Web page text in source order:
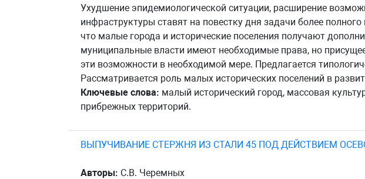
Ухудшение эпидемиологической ситуации, расширение
инфраструктуры ставят на повестку дня задачи более
что малые города и исторические поселения получают
муниципальные власти имеют необходимые права, но
эти возможности в необходимой мере. Предлагается
Рассматривается роль малых исторических поселений в
Ключевые слова: малый исторический город, массовая
прибрежных территорий.
ВЫПУЧИВАНИЕ СТЕРЖНЯ ИЗ СТАЛИ 45 ПОД ДЕЙСТВИЕМ
Авторы: С.В. Черемных